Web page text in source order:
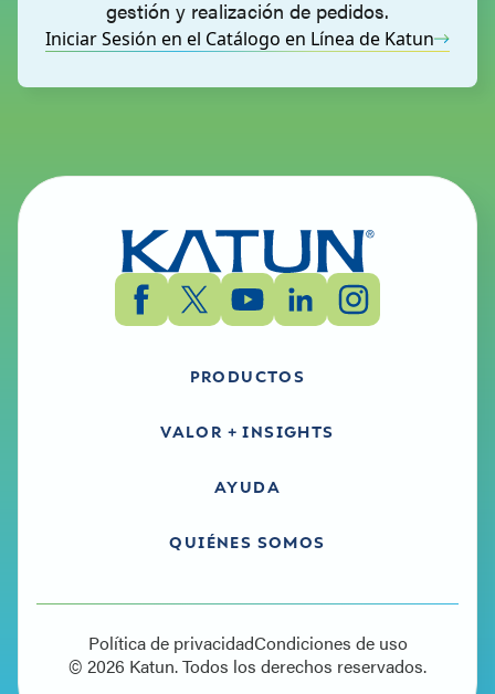
gestión y realización de pedidos.
Iniciar Sesión en el Catálogo en Línea de Katun
PRODUCTOS
VALOR + INSIGHTS
AYUDA
QUIÉNES SOMOS
© 2026 Katun. Todos los derechos reservados.
Política de privacidadCondiciones de uso